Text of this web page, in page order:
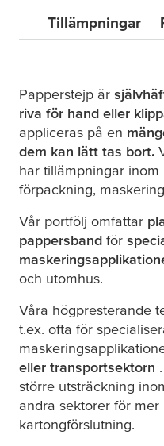
Tillämpningar
Papperstejp är
riva för hand eller
appliceras på en
dem kan lätt tas bort.
har tillämpningar inom
förpackning,
Vår portfölj omfattar
pappersband för
och utomhus.
Våra högpresterande
t.ex. ofta för
eller transportsektorn
större utsträckning
andra sektorer för
kartongförslutning.